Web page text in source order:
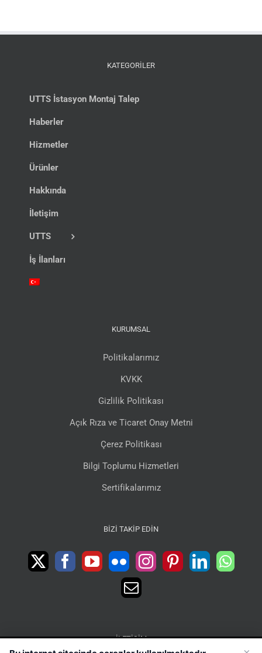
KATEGORİLER
UTTS İstasyon Montaj Talep
Haberler
Hizmetler
Ürünler
Hakkında
İletişim
UTTS
İş İlanları
KURUMSAL
Politikalarımız
KVKK
Gizlilik Politikası
Açık Rıza ve Ticaret Onay Metni
Çerez Politikası
Bilgi Toplumu Hizmetleri
Sertifikalarımız
BIZI TAKIP EDIN
İLETIŞIM